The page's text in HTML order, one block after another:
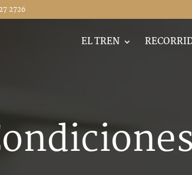
2726
EL TREN